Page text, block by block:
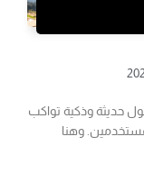
حديثة وذكية تواكب
وهنا